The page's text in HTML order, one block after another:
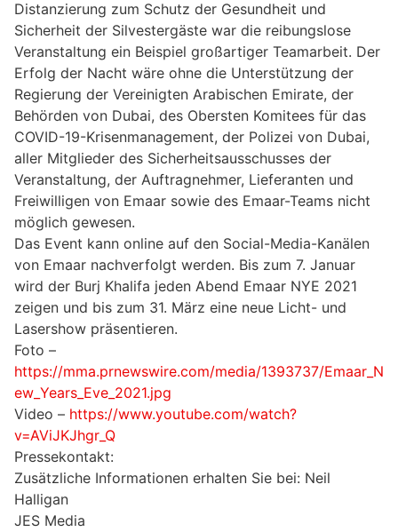
Distanzierung zum Schutz der Gesundheit und
Sicherheit der Silvestergäste war die reibungslose
Veranstaltung ein Beispiel großartiger Teamarbeit. Der
Erfolg der Nacht wäre ohne die Unterstützung der
Regierung der Vereinigten Arabischen Emirate, der
Behörden von Dubai, des Obersten Komitees für das
COVID-19-Krisenmanagement, der Polizei von Dubai,
aller Mitglieder des Sicherheitsausschusses der
Veranstaltung, der Auftragnehmer, Lieferanten und
Freiwilligen von Emaar sowie des Emaar-Teams nicht
möglich gewesen.
Das Event kann online auf den Social-Media-Kanälen
von Emaar nachverfolgt werden. Bis zum 7. Januar
wird der Burj Khalifa jeden Abend Emaar NYE 2021
zeigen und bis zum 31. März eine neue Licht- und
Lasershow präsentieren.
Foto –
https://mma.prnewswire.com/media/1393737/Emaar_N
ew_Years_Eve_2021.jpg
Video – https://www.youtube.com/watch?
v=AViJKJhgr_Q
Pressekontakt:
Zusätzliche Informationen erhalten Sie bei: Neil
Halligan
JES Media